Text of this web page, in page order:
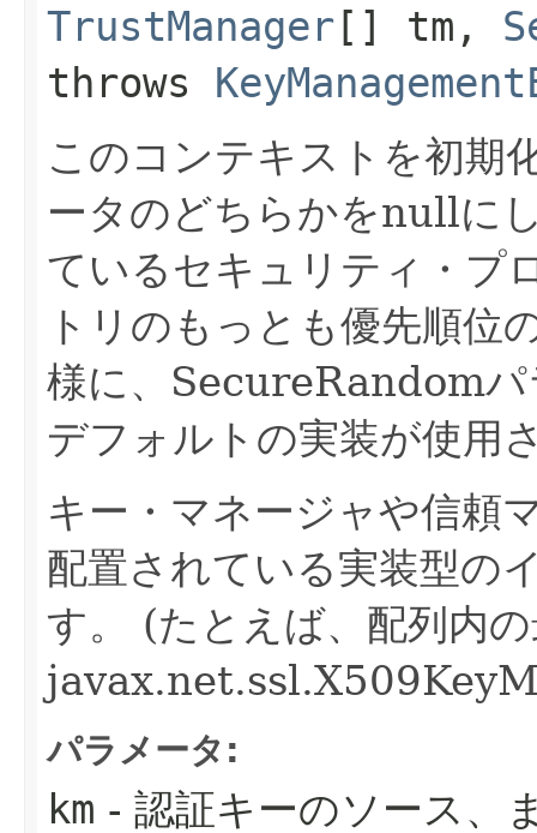
TrustManager[] tm,
throws
このコンテキストを初期
ータのどちらかをnullに
ているセキュリティ・プ
トリのもっとも優先順位
様に、SecureRandom
デフォルトの実装が使用
キー・マネージャや信頼
配置されている実装型の
す。
(たとえば、配列内
パラメータ:
km - 認証キーのソース、